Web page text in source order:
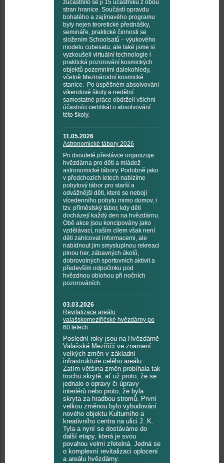
zúčastnilo se ji 15 účastníků z obou
stran hranice. Součástí opravdu
bohatého a zajímavého programu
byly nejen teoretické přednášky,
semináře, praktické činnosti se
složením Schoolsatů – výukového
modelu cubesatu, ale také jsme si
vyzkoušeli virtuální technologie i
praktická pozorování kosmických
objektů pozemními dalekohledy,
včetně Mezinárodní kosmické
stanice. Po úspěšném absolvování
víkendové školy a nedělní
samostatné práce obdrželi všichni
účastníci certifikát o absolvování
této školy.
11.05.2026
Astronomické tábory 2026
Po dvouleté přestávce organizuje
hvězdárna pro děti a mládež
astronomické tábory. Podobně jako
v předchozích letech nabízíme
pobytový tábor pro starší a
odvážnější děti, které se nebojí
vícedenního pobytu mimo domov, i
tzv. příměstský tábor, kdy děti
docházejí každý den na hvězdárnu.
Obě akce jsou koncipovány jako
vzdělávací, naším cílem však není
děti zahlcovat informacemi, ale
nabídnout jim smysluplnou rekreaci
plnou her, zábavných úkolů,
dobrovolných sportovních aktivit a
především odpočinku pod
hvězdnou oblohou při nočních
pozorováních.
03.03.2026
Revitalizace areálu
valašskomeziříčské hvězdárny po
60 letech
Poslední roky jsou na Hvězdárně
Valašské Meziříčí ve znamení
velkých změn v základní
infrastruktuře celého areálu.
Zatím většina změn probíhala tak
trochu skrytě, ať už proto, že se
jednalo o opravy či úpravy
interiérů nebo proto, že byla
skryta za hradbou stromů. První
velkou změnou bylo vybudování
nového objektu Kulturního a
kreativního centra na ulici J. K.
Tyla a nyní se dostáváme do
další etapy, která je svou
povahou velmi zřetelná. Jedná se
o komplexní revitalizaci oplocení
a areálu hvězdárny.